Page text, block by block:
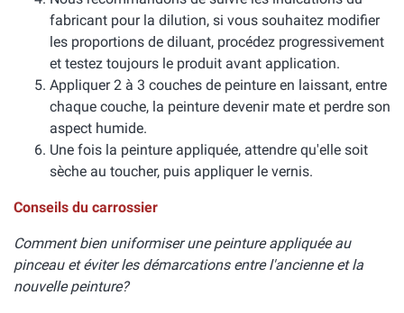
fabricant pour la dilution, si vous souhaitez modifier
les proportions de diluant, procédez progressivement
et testez toujours le produit avant application.
Appliquer 2 à 3 couches de peinture en laissant, entre
chaque couche, la peinture devenir mate et perdre son
aspect humide.
Une fois la peinture appliquée, attendre qu'elle soit
sèche au toucher, puis appliquer le vernis.
Conseils du carrossier
Comment bien uniformiser une peinture appliquée au
pinceau et éviter les démarcations entre l'ancienne et la
nouvelle peinture?